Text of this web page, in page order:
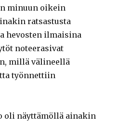
minuun oikein
ratsastusta
hevosten ilmaisina
noteerasivat
millä välineellä
työnnettiin
oli näyttämöllä ainakin